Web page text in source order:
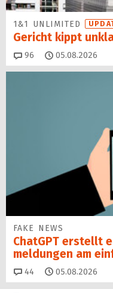
1&1 UNLIMITED
Gericht kippt
96 Kommentare
05.08.2026
FAKE NEWS
ChatGPT erstellt
mel­dungen am
44 Kommentare
05.08.2026